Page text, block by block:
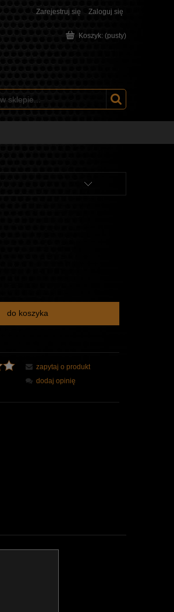
Zarejestruj się Zaloguj się
Koszyk: (pusty)
do koszyka
zapytaj o produkt
dodaj opinię